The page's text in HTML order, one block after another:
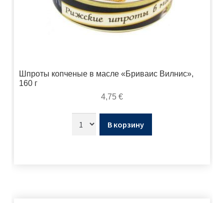
Шпроты копченые в масле «Бриваис Вилнис»,
160 г
4,75 €
В корзину